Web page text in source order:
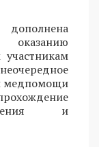
медпомощи
и